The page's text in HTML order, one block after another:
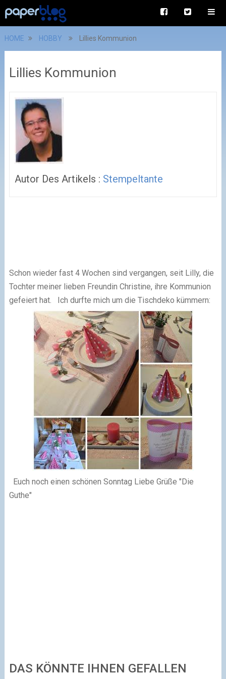
HOME HOBBY Lillies Kommunion
Lillies Kommunion
Autor Des Artikels : Stempeltante
Schon wieder fast 4 Wochen sind vergangen, seit Lilly, die
Tochter meiner lieben Freundin Christine, ihre Kommunion
gefeiert hat.
Ich durfte mich um die Tischdeko kümmern:
Euch noch einen schönen Sonntag Liebe Grüße "Die
Guthe"
DAS KÖNNTE IHNEN GEFALLEN